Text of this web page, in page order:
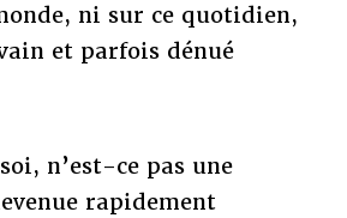
ni sur ce quotidien,
et parfois dénué
n’est-ce pas une
rapidement